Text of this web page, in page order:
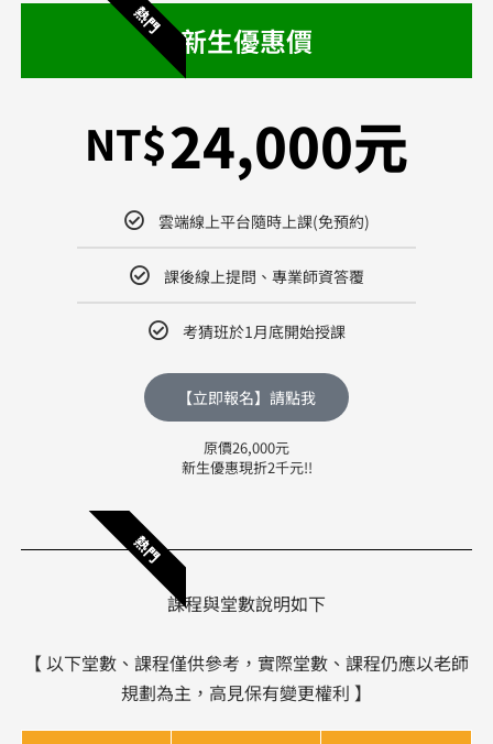
熱門
新生優惠價
NT$24,000元
雲端線上平台隨時上課(免預約)
課後線上提問、專業師資答覆
考猜班於1月底開始授課
【立即報名】請點我
原價26,000元
新生優惠現折2千元!!
熱門
課程與堂數說明如下
【 以下堂數、課程僅供參考，實際堂數、課程仍應以老師
規劃為主，高見保有變更權利 】